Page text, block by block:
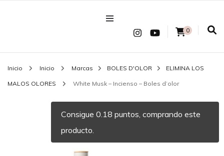
0
Inicio Inicio Marcas BOLES D'OLOR ELIMINA LOS
MALOS OLORES White Musk – Incienso – Boles d’olor
Consigue 0.18 puntos, comprando este
producto.